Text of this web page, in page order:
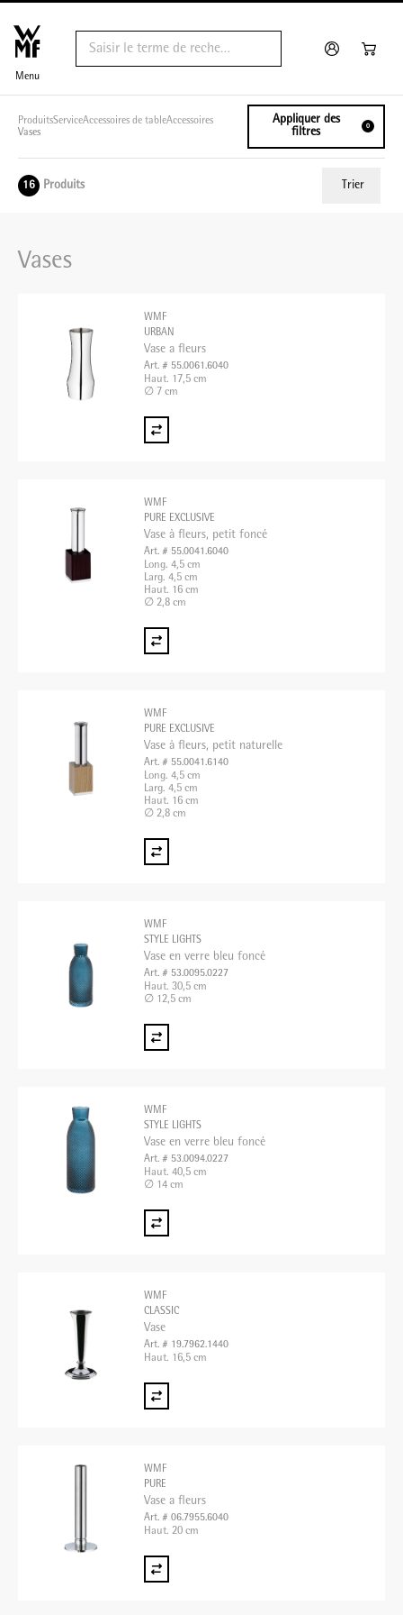
Menu
ProduitsServiceAccessoires de tableAccessoires
Vases
Appliquer des
filtres
0
16 Produits Trier
Vases
WMF
URBAN
Vase a fleurs
Art. # 55.0061.6040
Haut. 17,5 cm
∅ 7 cm
WMF
PURE EXCLUSIVE
Vase à fleurs, petit foncé
Art. # 55.0041.6040
Long. 4,5 cm
Larg. 4,5 cm
Haut. 16 cm
∅ 2,8 cm
WMF
PURE EXCLUSIVE
Vase à fleurs, petit naturelle
Art. # 55.0041.6140
Long. 4,5 cm
Larg. 4,5 cm
Haut. 16 cm
∅ 2,8 cm
WMF
STYLE LIGHTS
Vase en verre bleu foncé
Art. # 53.0095.0227
Haut. 30,5 cm
∅ 12,5 cm
WMF
STYLE LIGHTS
Vase en verre bleu foncé
Art. # 53.0094.0227
Haut. 40,5 cm
∅ 14 cm
WMF
CLASSIC
Vase
Art. # 19.7962.1440
Haut. 16,5 cm
WMF
PURE
Vase a fleurs
Art. # 06.7955.6040
Haut. 20 cm